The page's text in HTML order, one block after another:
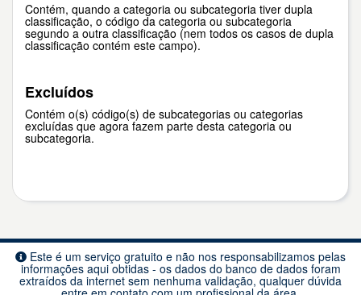
Contém, quando a categoria ou subcategoria tiver dupla
classificação, o código da categoria ou subcategoria
segundo a outra classificação (nem todos os casos de dupla
classificação contém este campo).
Excluídos
Contém o(s) código(s) de subcategorias ou categorias
excluídas que agora fazem parte desta categoria ou
subcategoria.
Este é um serviço gratuito e não nos responsabilizamos pelas
informações aqui obtidas - os dados do banco de dados foram
extraídos da internet sem nenhuma validação, qualquer dúvida